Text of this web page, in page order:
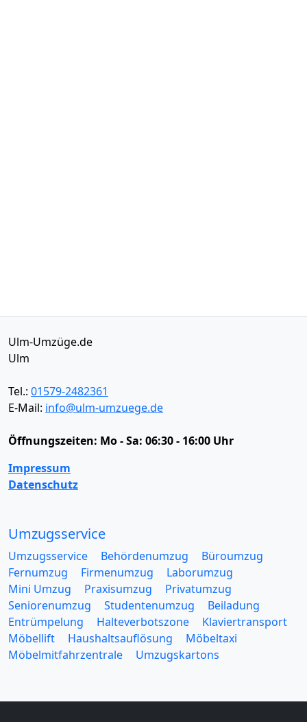
Ulm-Umzüge.de
Ulm
Tel.: 01579-2482361
E-Mail: info@ulm-umzuege.de
Öffnungszeiten: Mo - Sa: 06:30 - 16:00 Uhr
Impressum
Datenschutz
Umzugsservice
Umzugsservice Behördenumzug
Büroumzug
Fernumzug
Firmenumzug
Laborumzug
Mini Umzug
Praxisumzug
Privatumzug
Seniorenumzug
Studentenumzug
Beiladung
Entrümpelung
Halteverbotszone
Klaviertransport
Möbellift
Haushaltsauflösung
Möbeltaxi
Möbelmitfahrzentrale
Umzugskartons